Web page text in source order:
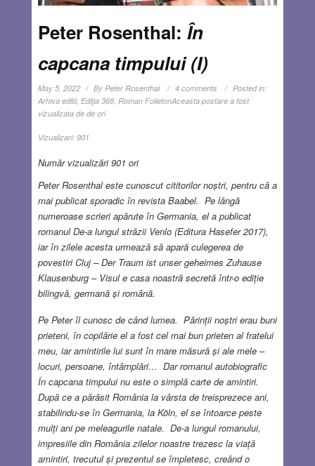
Peter Rosenthal: În
capcana timpului (I)
May 5, 2022 By Peter Rosenthal 4 comments
Posted in:
Arhiva editii, Ediţia 368, Roman FoiletonAceasta postare a fost
vizualizata de de ori
Vizualizari: 901
Număr vizualizări 901 ori
Peter Rosenthal este cunoscut cititorilor noștri, pentru că a
mai publicat sporadic în revista Baabel. Pe lângă
numeroase scrieri apărute în Germania, el a publicat
romanul De-a lungul străzii Venlo (Editura Hasefer 2017),
iar în zilele acesta urmează să apară culegerea de
povestiri Cluj – Der Traum ist unser geheimes Zuhause
Klausenburg – Visul e casa noastră secretă într-o ediție
bilingvă, germană și română.
Pe Peter îl cunosc de când lumea. Părinții noștri erau buni
prieteni, în copilărie el a fost cel mai bun prieten al fratelui
meu, iar amintirile lui sunt în mare măsură și ale mele –
locuri, persoane, întâmplări… Dar romanul autobiografic
În capcana timpului nu este o simplă carte de amintiri.
După ce a părăsit România la vârsta de treisprezece ani,
stabilindu-se în Germania, la Köln, el se întoarce peste
mulți ani pe meleagurile natale. De-a lungul romanului,
impresiile din România zilelor noastre trezesc la viață
amintiri, trecutul și prezentul se împletesc, creând o